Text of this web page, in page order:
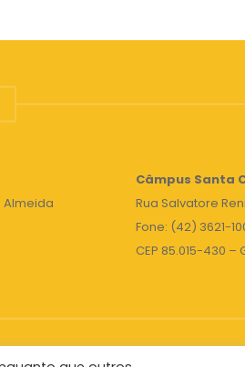
Almeida
Câmpus Santa
Rua Salvatore
Fone: (42) 3621-
CEP 85.015-430 –